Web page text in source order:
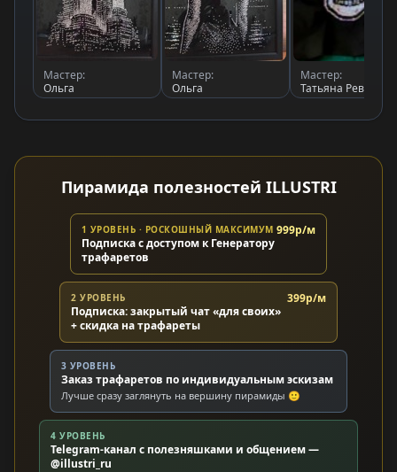
Мастер:
Ольга
Мастер:
Ольга
Мастер:
Татьяна Рева
Пирамида полезностей ILLUSTRI
1 УРОВЕНЬ · РОСКОШНЫЙ МАКСИМУМ
Подписка с доступом к Генератору
трафаретов
999р/м
2 УРОВЕНЬ
Подписка: закрытый чат «для своих»
+ скидка на трафареты
399р/м
3 УРОВЕНЬ
Заказ трафаретов по индивидуальным эскизам
Лучше сразу заглянуть на вершину пирамиды 🙂
4 УРОВЕНЬ
Telegram-канал с полезняшками и общением —
@illustri_ru